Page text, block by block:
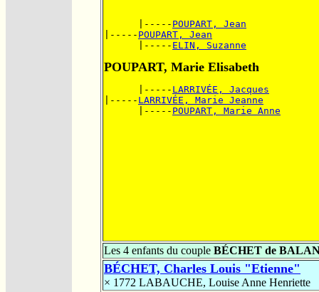
      |-----
POUPART, Jean
|----- POUPART, Jean
      |-----
ELIN, Suzanne
POUPART, Marie Elisabeth
      |-----
LARRIVÉE, Jacques
|----- LARRIVÉE, Marie Jeanne
      |-----
POUPART, Marie Anne
Les 4 enfants du couple BÉCHET de
BÉCHET, Charles Louis "Etienne"
× 1772 LABAUCHE, Louise Anne Henriette